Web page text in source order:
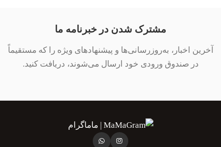
مشترک شدن در خبرنامه ما
آخرین اخبار، به‌روزرسانی‌ها و پیشنهادهای ویژه را که مستقیماً
در صندوق ورودی خود ارسال می‌شوند، دریافت کنید.